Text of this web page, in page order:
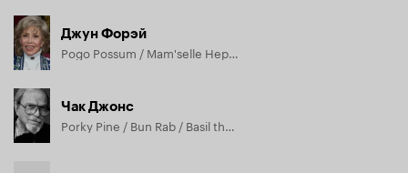
Джун Форэй
Pogo Possum / Mam'selle Hepzibah / Miz Weevil, озвучка
Чак Джонс
Porky Pine / Bun Rab / Basil the Butterfly, озвучка